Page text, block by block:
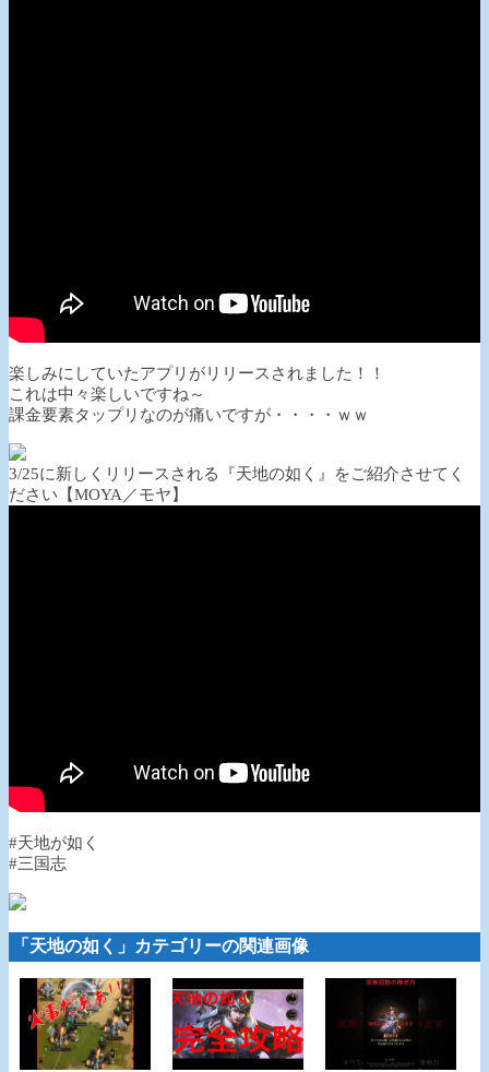
楽しみにしていたアプリがリリースされました！！
これは中々楽しいですね～
課金要素タップリなのが痛いですが・・・・ｗｗ
3/25に新しくリリースされる『天地の如く』をご紹介させてく
ださい【MOYA／モヤ】
#天地が如く
#三国志
「天地の如く」カテゴリーの関連画像